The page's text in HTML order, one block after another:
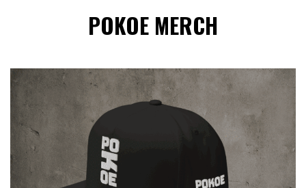
POKOE MERCH